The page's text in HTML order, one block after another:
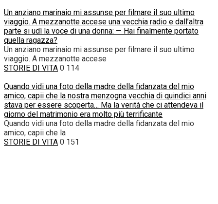
Un anziano marinaio mi assunse per filmare il suo ultimo
viaggio. A mezzanotte accese una vecchia radio e dall’altra
parte si udì la voce di una donna: — Hai finalmente portato
quella ragazza?
Un anziano marinaio mi assunse per filmare il suo ultimo
viaggio. A mezzanotte accese
STORIE DI VITA 0 114
Quando vidi una foto della madre della fidanzata del mio
amico, capii che la nostra menzogna vecchia di quindici anni
stava per essere scoperta… Ma la verità che ci attendeva il
giorno del matrimonio era molto più terrificante
Quando vidi una foto della madre della fidanzata del mio
amico, capii che la
STORIE DI VITA 0 151